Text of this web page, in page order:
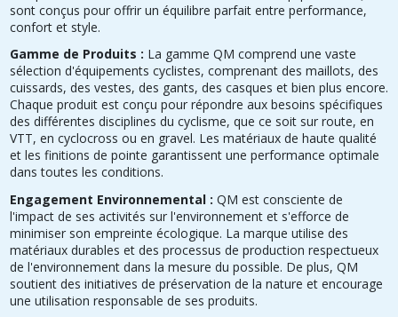
sont conçus pour offrir un équilibre parfait entre performance,
confort et style.
Gamme de Produits : La gamme QM comprend une vaste
sélection d'équipements cyclistes, comprenant des maillots, des
cuissards, des vestes, des gants, des casques et bien plus encore.
Chaque produit est conçu pour répondre aux besoins spécifiques
des différentes disciplines du cyclisme, que ce soit sur route, en
VTT, en cyclocross ou en gravel. Les matériaux de haute qualité
et les finitions de pointe garantissent une performance optimale
dans toutes les conditions.
Engagement Environnemental : QM est consciente de
l'impact de ses activités sur l'environnement et s'efforce de
minimiser son empreinte écologique. La marque utilise des
matériaux durables et des processus de production respectueux
de l'environnement dans la mesure du possible. De plus, QM
soutient des initiatives de préservation de la nature et encourage
une utilisation responsable de ses produits.